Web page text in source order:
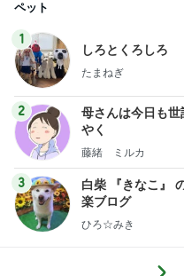
ペット
1
しろとくろしろ
たまねぎ
2
母さんは今日も世
やく
藤緒 ミルカ
3
白柴 『きなこ』
楽ブログ
ひろ☆みき